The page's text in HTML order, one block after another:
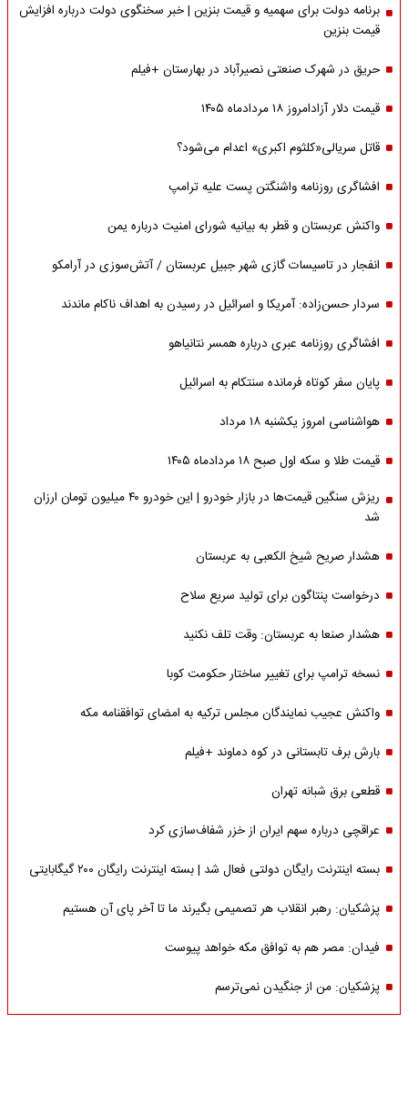
برنامه دولت برای سهمیه و قیمت بنزین | خبر سخنگوی دولت درباره افزایش
قیمت بنزین
حریق در شهرک صنعتی نصیرآباد در بهارستان +فیلم
قیمت دلار آزادامروز ۱۸ مردادماه ۱۴۰۵
قاتل سریالی«کلثوم اکبری» اعدام می‌شود؟
افشاگری روزنامه واشنگتن پست علیه ترامپ
واکنش عربستان و قطر به بیانیه شورای امنیت درباره یمن
انفجار در تاسیسات گازی شهر جبیل عربستان / آتش‌سوزی در آرامکو
سردار حسن‌زاده: آمریکا و اسرائیل در رسیدن به اهداف ناکام ماندند
افشاگری روزنامه عبری درباره همسر نتانیاهو
پایان سفر کوتاه فرمانده سنتکام به اسرائیل
هواشناسی امروز یکشنبه ۱۸ مرداد
قیمت طلا و سکه اول صبح ۱۸ مردادماه ۱۴۰۵
ریزش سنگین قیمت‌ها در بازار خودرو | این خودرو ۴۰ میلیون تومان ارزان
شد
هشدار صریح شیخ الکعبی به عربستان
درخواست پنتاگون برای تولید سریع سلاح
هشدار صنعا به عربستان: وقت تلف نکنید
نسخه ترامپ برای تغییر ساختار حکومت کوبا
واکنش عجیب نمایندگان مجلس ترکیه به امضای توافقنامه مکه
بارش برف تابستانی در کوه دماوند +فیلم
قطعی برق شبانه تهران
عراقچی درباره سهم ایران از خزر شفاف‌سازی کرد
بسته اینترنت رایگان دولتی فعال شد | بسته اینترنت رایگان ۲۰۰ گیگابایتی
پزشکیان: رهبر انقلاب هر تصمیمی بگیرند ما تا آخر پای آن هستیم
فیدان: مصر هم به توافق مکه خواهد پیوست
پزشکیان: من از جنگیدن نمی‌ترسم